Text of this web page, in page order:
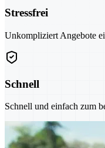
Stressfrei
Unkompliziert Angebote
Schnell
Schnell und einfach zum